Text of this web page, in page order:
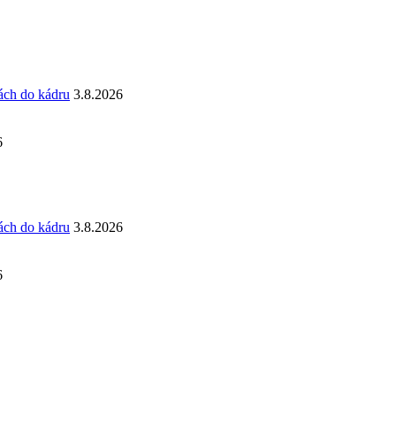
do kádru 3.8.2026
do kádru 3.8.2026